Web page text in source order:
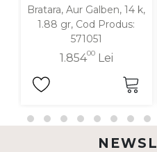
Bratara, Aur Galben, 14 k,
1.88 gr, Cod Produs:
571051
1.85400Lei